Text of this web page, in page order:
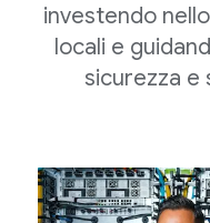
investendo
locali e
sicurezza e